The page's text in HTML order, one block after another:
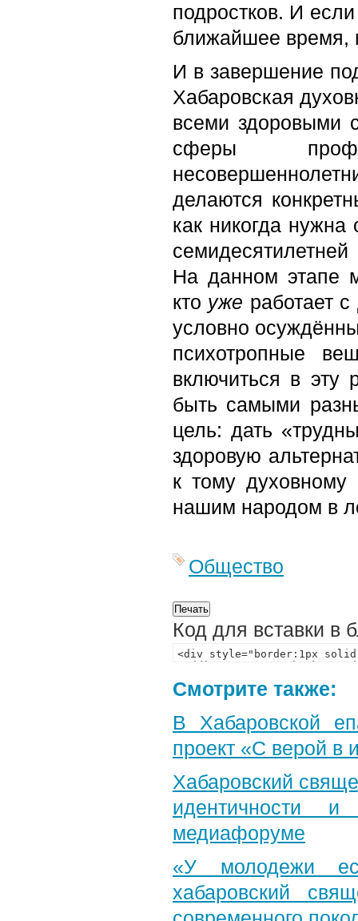
подростков. И
ближайшее время,
И в завершение
Хабаровская
всеми здоровыми
сферы
делаются
как никогда
На данном этапе
кто уже работает
условно
психотропные
включиться в эту
быть самыми
цель: дать
здоровую
к тому духовному
нашим народом в
Общество
Код для вставки в
Смотрите также:
В Хабаровской
проект «С верой в
Хабаровский
идентичности
медиафоруме
«У молодежи
хабаровский